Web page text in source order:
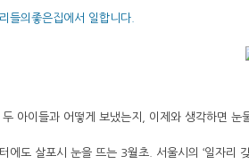
들의좋은집에서 일합니다.
아이들과 어떻게 보냈는지, 이제와 생각하면 눈
에도 살포시 눈을 뜨는 3월초. 서울시의 ‘일자리